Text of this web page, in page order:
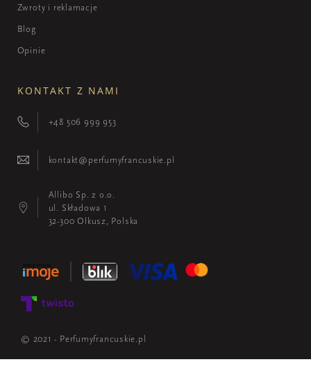
Zwroty i reklamacje
Blog
Opinie
KONTAKT Z NAMI
+48 506 999 953
kontakt@perfumyfrancuskie.pl
Allibo Sp. z o.o.
ul. Składowa 1
32-300 Olkusz, Polska
© 2021 - Perfumyfrancuskie.pl